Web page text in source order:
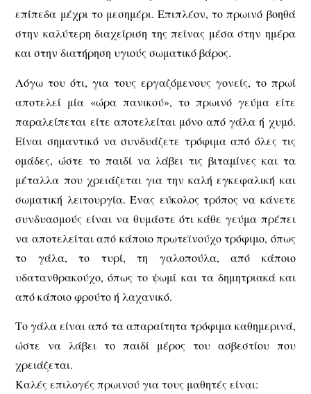
επίπεδα μέχρι το μεσημέρι. Επιπλέον, το πρωινό βοηθά
στην καλύτερη διαχείριση της πείνας μέσα στην ημέρα
και στην διατήρηση υγιούς σωματικό βάρος.
Λόγω του ότι, για τους εργαζόμενους γονείς, το πρωί
αποτελεί μία «ώρα πανικού», το πρωινό γεύμα είτε
παραλείπεται είτε αποτελείται μόνο από γάλα ή χυμό.
Είναι σημαντικό να συνδυάζετε τρόφιμα από όλες τις
ομάδες, ώστε το παιδί να λάβει τις βιταμίνες και τα
μέταλλα που χρειάζεται για την καλή εγκεφαλική και
σωματική λειτουργία. Ένας εύκολος τρόπος να κάνετε
συνδυασμούς είναι να θυμάστε ότι κάθε γεύμα πρέπει
να αποτελείται από κάποιο πρωτεϊνούχο τρόφιμο, όπως
το γάλα, το τυρί, τη γαλοπούλα, από κάποιο
υδατανθρακούχο, όπως το ψωμί και τα δημητριακά και
από κάποιο φρούτο ή λαχανικό.
Το γάλα είναι από τα απαραίτητα τρόφιμα καθημερινά,
ώστε να λάβει το παιδί μέρος του ασβεστίου που
χρειάζεται.
Καλές επιλογές πρωινού για τους μαθητές είναι: